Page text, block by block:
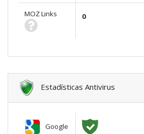
MOZ Links 0
Estadísticas Antivirus
Google